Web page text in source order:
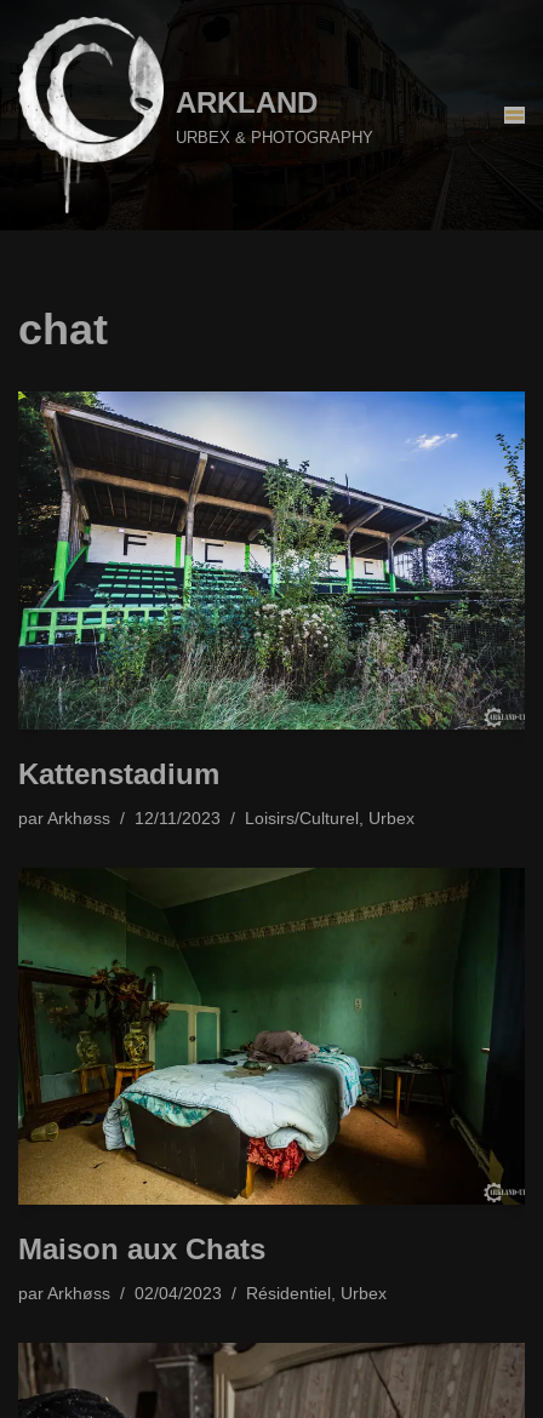
Aller
au
contenu
ARKLAND
URBEX & PHOTOGRAPHY
chat
Kattenstadium
par Arkhøss 12/11/2023 Loisirs/Culturel Urbex
Maison aux Chats
par Arkhøss 02/04/2023 Résidentiel , Urbex